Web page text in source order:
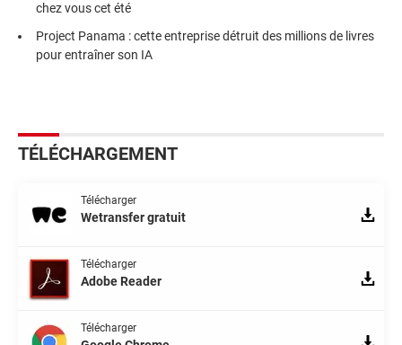
chez vous cet été
Project Panama : cette entreprise détruit des millions de livres
pour entraîner son IA
TÉLÉCHARGEMENT
Télécharger
Wetransfer gratuit
Télécharger
Adobe Reader
Télécharger